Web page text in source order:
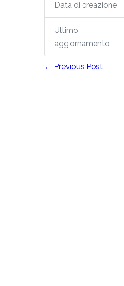
Data di creazione
Ultimo
aggiornamento
← Previous Post